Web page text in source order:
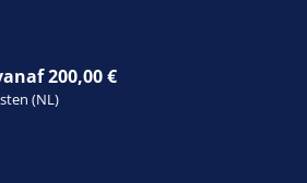
200,00 €
(NL)